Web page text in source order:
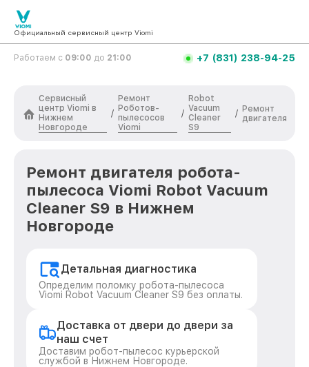
Официальный сервисный центр Viomi
Работаем с 09:00 до 21:00 +7 (831) 238-94-25
Сервисный
центр Viomi в
Нижнем
Новгороде
/
Ремонт
Роботов-
пылесосов
Viomi
/
Robot
Vacuum
Cleaner
S9
/ Ремонт
двигателя
Ремонт двигателя робота-
пылесоса Viomi Robot Vacuum
Cleaner S9 в Нижнем
Новгороде
Детальная диагностика
Определим поломку робота-пылесоса
Viomi Robot Vacuum Cleaner S9 без оплаты.
Доставка от двери до двери за
наш счет
Доставим робот-пылесос курьерской
службой в Нижнем Новгороде.